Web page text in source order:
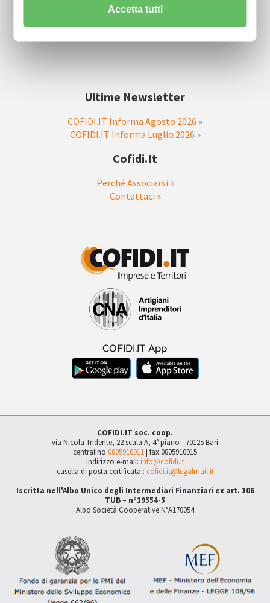
Ultime Newsletter
COFIDI.IT Informa Agosto 2026 »
COFIDI.IT Informa Luglio 2026 »
Cofidi.it
Perché Associarsi »
Contattaci »
COFIDI.IT soc. coop.
via Nicola Tridente, 22 scala A, 4° piano - 70125 Bari
centralino 0805910911| fax 0805910915
indirizzo e-mail: info@cofidi.it
casella di posta certificata : cofidi.it@legalmail.it
Iscritta nell'Albo Unico degli Intermediari Finanziari ex art. 106
TUB – n°19554-5
Albo Società Cooperative N°A170054
Accetta tutti